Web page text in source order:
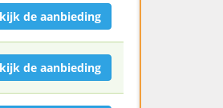
de aanbieding
de aanbieding